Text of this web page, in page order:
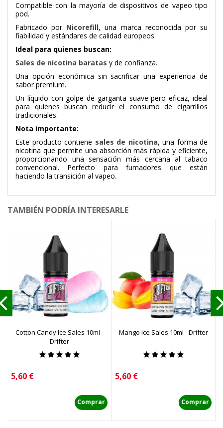
Compatible con la mayoría de dispositivos de vapeo tipo
pod.
Fabricado por Nicorefill, una marca reconocida por su
fiabilidad y estándares de calidad europeos.
Ideal para quienes buscan:
Sales de nicotina baratas y de confianza.
Una opción económica sin sacrificar una experiencia de
sabor premium.
Un líquido con golpe de garganta suave pero eficaz, ideal
para quienes buscan reducir el consumo de cigarrillos
tradicionales.
Nota importante:
Este producto contiene sales de nicotina, una forma de
nicotina que permite una absorción más rápida y eficiente,
proporcionando una sensación más cercana al tabaco
convencional. Perfecto para fumadores que están
haciendo la transición al vapeo.
TAMBIÉN PODRÍA INTERESARLE
Cotton Candy Ice Sales 10ml -
Drifter
Precio
5,60 €
Comprar
Mango Ice Sales 10ml - Drifter
Precio
5,60 €
Comprar